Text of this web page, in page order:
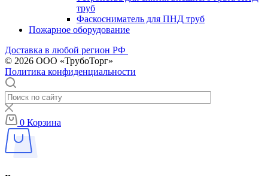
труб
Фаскосниматель для ПНД труб
Пожарное оборудование
Доставка в любой регион РФ
© 2026 ООО «ТрубоТорг»
Политика конфиденциальности
0 Корзина